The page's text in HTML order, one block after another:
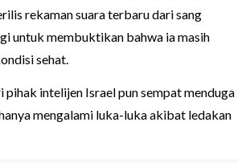
rekaman suara terbaru dari sang
untuk membuktikan bahwa ia masih
sehat.
pihak intelijen Israel pun sempat menduga
mengalami luka-luka akibat ledakan